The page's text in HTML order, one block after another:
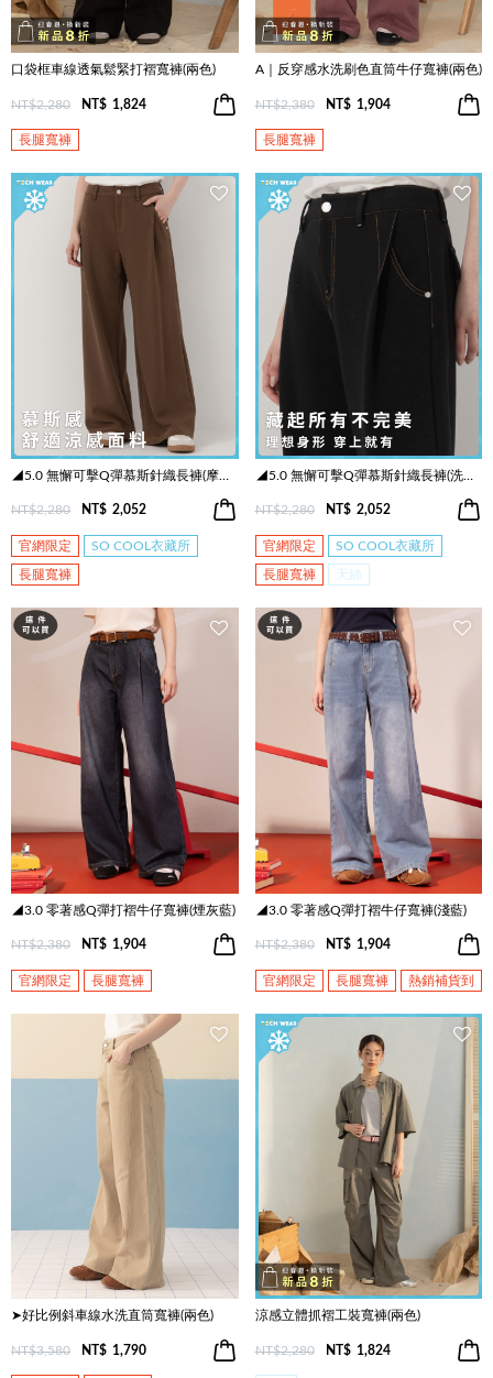
口袋框車線透氣鬆緊打褶寬褲(兩色)
NT$2,280 NT$ 1,824
長腿寬褲
A｜反穿感水洗刷色直筒牛仔寬褲(兩色)
NT$2,380 NT$ 1,904
長腿寬褲
◢5.0 無懈可擊Q彈慕斯針織長褲(摩卡咖)
NT$2,280 NT$ 2,052
官網限定 SO COOL衣藏所
長腿寬褲
◢5.0 無懈可擊Q彈慕斯針織長褲(洗鍊黑)
NT$2,280 NT$ 2,052
官網限定 SO COOL衣藏所
長腿寬褲 天絲
◢3.0 零著感Q彈打褶牛仔寬褲(煙灰藍)
NT$2,380 NT$ 1,904
官網限定 長腿寬褲
◢3.0 零著感Q彈打褶牛仔寬褲(淺藍)
NT$2,380 NT$ 1,904
官網限定 長腿寬褲 熱銷補貨到
➤好比例斜車線水洗直筒寬褲(兩色)
NT$3,580 NT$ 1,790
涼感立體抓褶工裝寬褲(兩色)
NT$2,280 NT$ 1,824